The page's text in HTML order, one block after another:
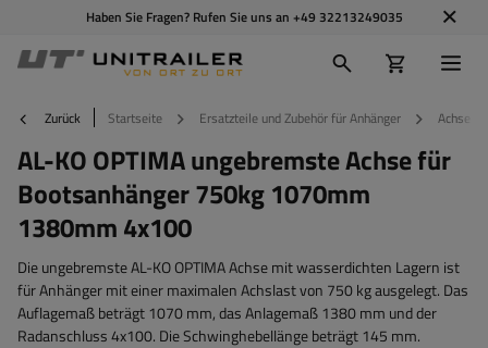
Haben Sie Fragen? Rufen Sie uns an +49 32213249035
Zurück Startseite Ersatzteile und Zubehör für Anhänger Achsen
AL-KO OPTIMA ungebremste Achse für
Bootsanhänger 750kg 1070mm
1380mm 4x100
Die ungebremste AL-KO OPTIMA Achse mit wasserdichten Lagern ist
für Anhänger mit einer maximalen Achslast von 750 kg ausgelegt. Das
Auflagemaß beträgt 1070 mm, das Anlagemaß 1380 mm und der
Radanschluss 4x100. Die Schwinghebellänge beträgt 145 mm.